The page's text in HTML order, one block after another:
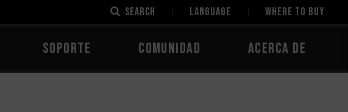
SEARCH LANGUAGE Where to Buy
Soporte Comunidad Acerca de